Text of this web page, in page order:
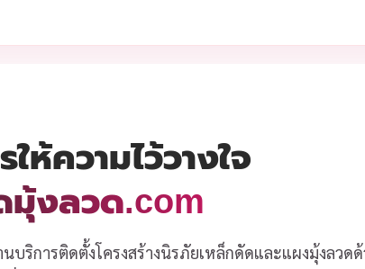
ห้ความไว้วางใจ
มุ้งลวด.com
บริการติดตั้งโครงสร้างนิรภัยเหล็กดัดและแผงมุ้งลวด